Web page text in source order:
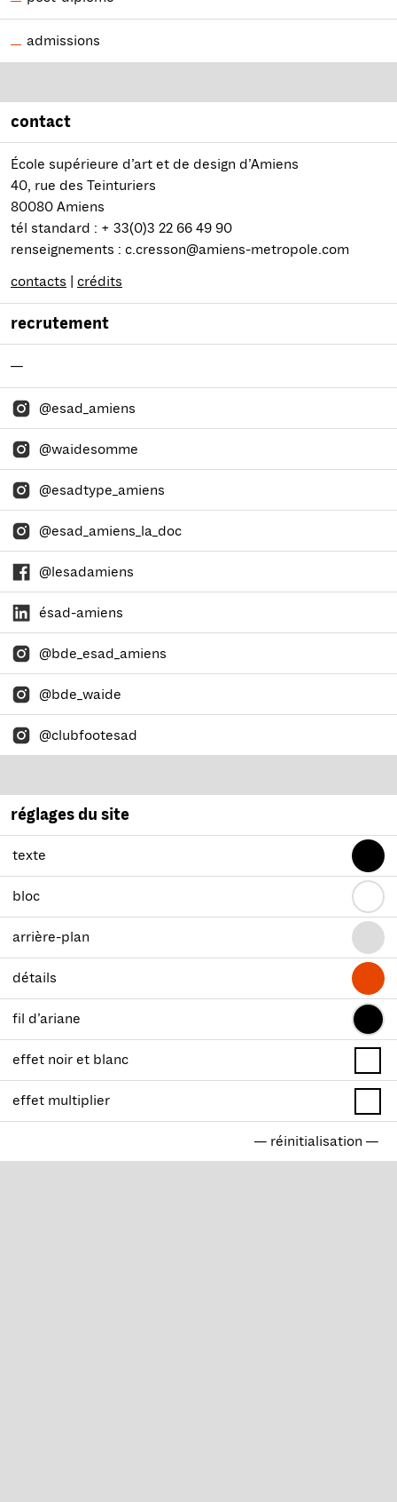
admissions
contact
École supérieure d’art et de design d’Amiens
40, rue des Teinturiers
80080 Amiens
tél standard : + 33(0)3 22 66 49 90
renseignements : c.cresson@amiens-metropole.com
contacts
crédits
recrutement
—
@esad_amiens
@waidesomme
@esadtype_amiens
@esad_amiens_la_doc
@lesadamiens
ésad-amiens
@bde_esad_amiens
@bde_waide
@clubfootesad
réglages du site
texte
bloc
arrière-plan
détails
fil d’ariane
effet noir et blanc
effet multiplier
— réinitialisation —